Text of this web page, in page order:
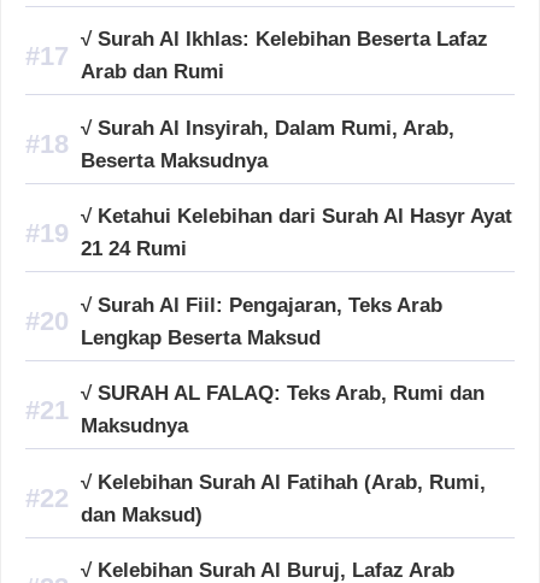
√ Surah Al Ikhlas: Kelebihan Beserta Lafaz
Arab dan Rumi
√ Surah Al Insyirah, Dalam Rumi, Arab,
Beserta Maksudnya
√ Ketahui Kelebihan dari Surah Al Hasyr Ayat
21 24 Rumi
√ Surah Al Fiil: Pengajaran, Teks Arab
Lengkap Beserta Maksud
√ SURAH AL FALAQ: Teks Arab, Rumi dan
Maksudnya
√ Kelebihan Surah Al Fatihah (Arab, Rumi,
dan Maksud)
√ Kelebihan Surah Al Buruj, Lafaz Arab